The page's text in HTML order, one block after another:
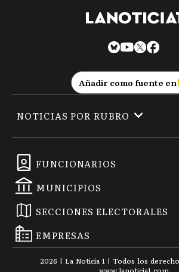
Añadir como fuente en
FUNCIONARIOS
MUNICIPIOS
SECCIONES ELECTORALES
EMPRESAS
NOTICIAS POR RUBRO
2026 | La Noticia 1 | Todos los